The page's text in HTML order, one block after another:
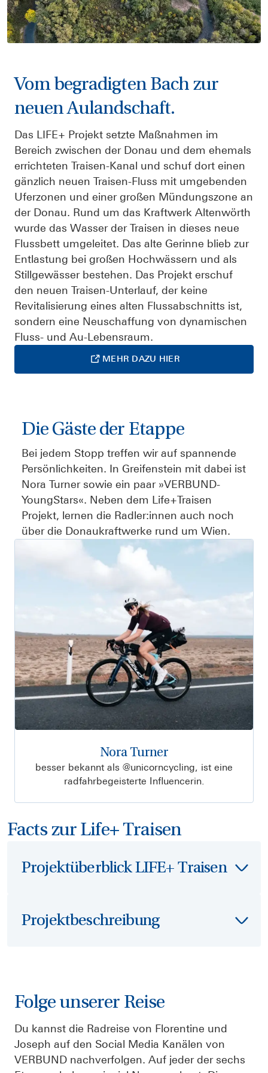
Vom begradigten Bach zur
neuen Aulandschaft.
Das LIFE+ Projekt setzte Maßnahmen im
Bereich zwischen der Donau und dem ehemals
errichteten Traisen-Kanal und schuf dort einen
gänzlich neuen Traisen-Fluss mit umgebenden
Uferzonen und einer großen Mündungszone an
der Donau. Rund um das Kraftwerk Altenwörth
wurde das Wasser der Traisen in dieses neue
Flussbett umgeleitet. Das alte Gerinne blieb zur
Entlastung bei großen Hochwässern und als
Stillgewässer bestehen. Das Projekt erschuf
den neuen Traisen-Unterlauf, der keine
Revitalisierung eines alten Flussabschnitts ist,
sondern eine Neuschaffung von dynamischen
Fluss- und Au-Lebensraum.
MEHR DAZU HIER
Die Gäste der Etappe
Bei jedem Stopp treffen wir auf spannende
Persönlichkeiten. In Greifenstein mit dabei ist
Nora Turner sowie ein paar »VERBUND-
YoungStars«. Neben dem Life+Traisen
Projekt, lernen die Radler:innen auch noch
über die Donaukraftwerke rund um Wien.
Nora Turner
besser bekannt als @unicorncycling, ist eine
radfahrbegeisterte Influencerin.
Facts zur Life+ Traisen
Projektüberblick LIFE+ Traisen
Bereich zwischen der Donau und dem
ehemals errichteten Traisen-Kanal und schuf
dort einen gänzlich neuen Traisen-Fluss mit
Projektbeschreibung
Folge unserer Reise
Du kannst die Radreise von Florentine und
Joseph auf den Social Media Kanälen von
VERBUND nachverfolgen. Auf jeder der sechs